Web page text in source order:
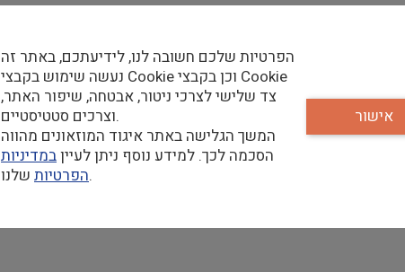
הפרטיות שלכם חשובה לנו, לידיעתכם, באתר זה
נעשה שימוש בקבצי Cookie וכן בקבצי Cookie
צד שלישי לצרכי ניטור, אבטחה, שיפור האתר,
וצרכים סטטיסטיים.
המשך הגלישה באתר איגוד המוזאונים מהווה
הסכמה לכך. למידע נוסף ניתן לעייןבמדיניות
הפרטיותשלנו.
אישור